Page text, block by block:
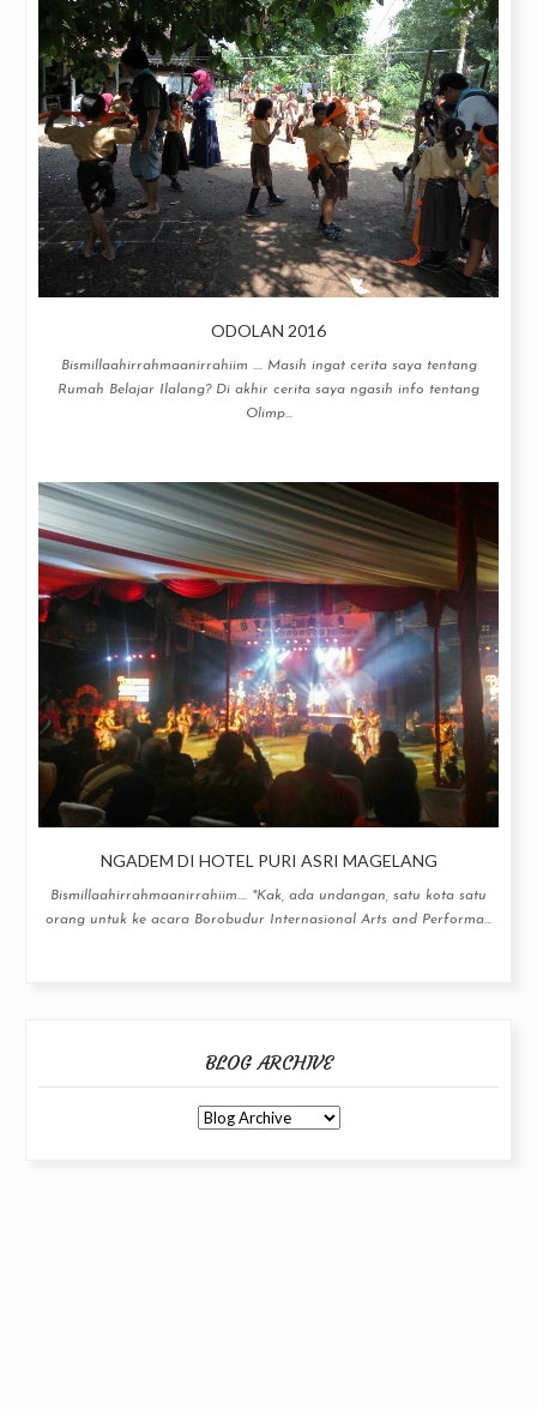
ODOLAN 2016
Bismillaahirrahmaanirrahiim .... Masih ingat cerita saya tentang
Rumah Belajar Ilalang? Di akhir cerita saya ngasih info tentang
Olimp...
NGADEM DI HOTEL PURI ASRI MAGELANG
Bismillaahirrahmaanirrahiim.... "Kak, ada undangan, satu kota satu
orang untuk ke acara Borobudur Internasional Arts and Performa...
BLOG ARCHIVE